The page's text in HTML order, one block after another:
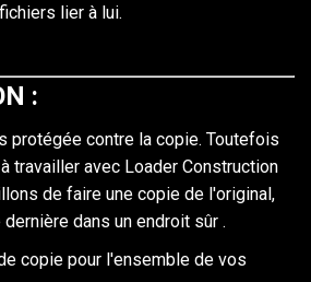
lier à lui.
:
protégée contre la copie. Toutefois
travailler avec Loader Construction
de faire une copie de l'original,
dans un endroit sûr .
copie pour l'ensemble de vos